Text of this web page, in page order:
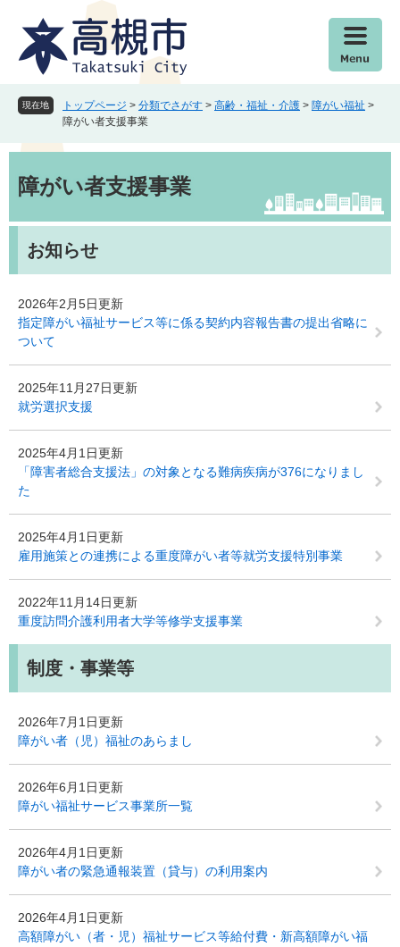
現在地 トップページ > 分類でさがす > 高齢・福祉・介護 > 障がい福祉 >
障がい者支援事業
文障がい者支援事業
お知らせ
2026年2月5日更新
指定障がい福祉サービス等に係る契約内容報告書の提出省略に
ついて
2025年11月27日更新
就労選択支援
2025年4月1日更新
「障害者総合支援法」の対象となる難病疾病が376になりまし
た
2025年4月1日更新
雇用施策との連携による重度障がい者等就労支援特別事業
2022年11月14日更新
重度訪問介護利用者大学等修学支援事業
制度・事業等
2026年7月1日更新
障がい者（児）福祉のあらまし
2026年6月1日更新
障がい福祉サービス事業所一覧
2026年4月1日更新
障がい者の緊急通報装置（貸与）の利用案内
2026年4月1日更新
高額障がい（者・児）福祉サービス等給付費・新高額障がい福